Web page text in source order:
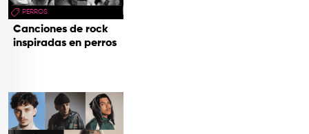
PERROS
Canciones de rock
inspiradas en perros